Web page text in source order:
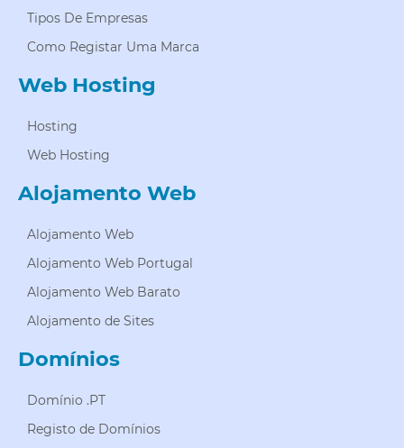
Tipos De Empresas
Como Registar Uma Marca
Web Hosting
Hosting
Web Hosting
Alojamento Web
Alojamento Web
Alojamento Web Portugal
Alojamento Web Barato
Alojamento de Sites
Domínios
Domínio .PT
Registo de Domínios